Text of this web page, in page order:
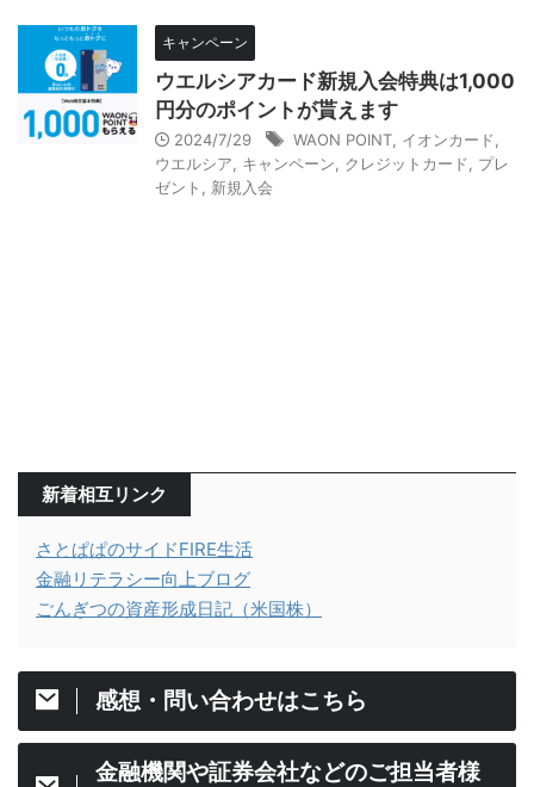
キャンペーン
ウエルシアカード新規入会特典は1,000
円分のポイントが貰えます
2024/7/29 WAON POINT イオンカード
ウエルシア
キャンペーン クレジットカード
プレ
ゼント
新規入会
新着相互リンク
さとぱぱのサイドFIRE生活
金融リテラシー向上ブログ
ごんぎつの資産形成日記（米国株）
感想・問い合わせはこちら
金融機関や証券会社などのご担当者様